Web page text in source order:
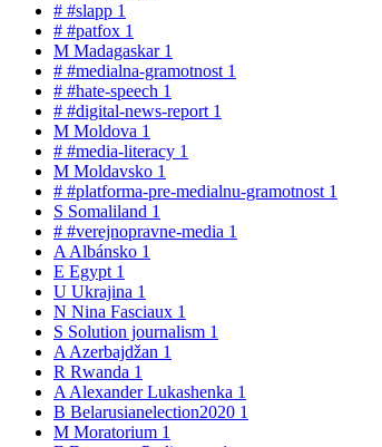
# #slapp 1
# #patfox 1
M Madagaskar 1
# #medialna-gramotnost 1
# #hate-speech 1
# #digital-news-report 1
M Moldova 1
# #media-literacy 1
M Moldavsko 1
# #platforma-pre-medialnu-gramotnost 1
S Somaliland 1
# #verejnopravne-media 1
A Albánsko 1
E Egypt 1
U Ukrajina 1
N Nina Fasciaux 1
S Solution journalism 1
A Azerbajdžan 1
R Rwanda 1
A Alexander Lukashenka 1
B Belarusianelection2020 1
M Moratorium 1